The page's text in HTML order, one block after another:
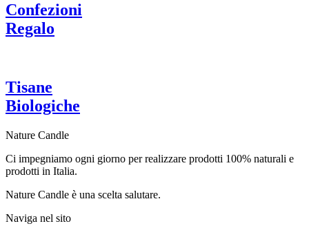
Confezioni
Regalo
Tisane
Biologiche
Nature Candle
Ci impegniamo ogni giorno per realizzare prodotti 100% naturali e
prodotti in Italia.
Nature Candle è una scelta salutare.
Naviga nel sito